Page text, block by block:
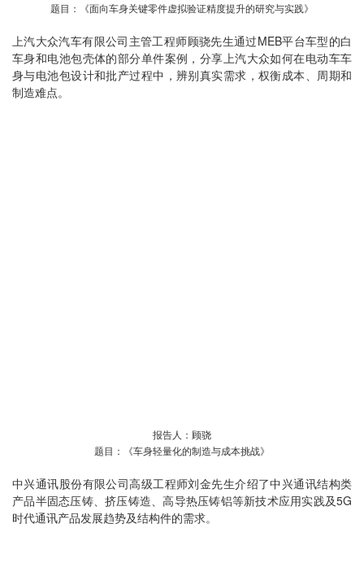
题目：《面向车身关键零件虚拟验证精度提升的研究与实践》
上汽大众汽车有限公司主管工程师顾骁先生通过MEB平台车型的白
车身和电池包壳体的部分单件案例，分享上汽大众如何在电动车车
身与电池包设计和批产过程中，辨别真实需求，权衡成本、周期和
制造难点。
报告人：顾骁
题目：《车身轻量化的制造与成本挑战》
中兴通讯股份有限公司高级工程师刘金先生介绍了中兴通讯结构类
产品半固态压铸、挤压铸造、高导热压铸铝等新技术应用实践及5G
时代通讯产品发展趋势及结构件的需求。